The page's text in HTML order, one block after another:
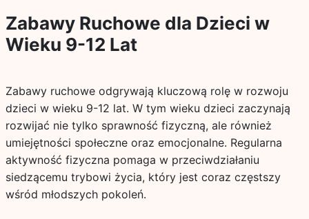
Zabawy Ruchowe dla Dzieci w
Wieku 9-12 Lat
Zabawy ruchowe odgrywają kluczową rolę w rozwoju
dzieci w wieku 9-12 lat. W tym wieku dzieci zaczynają
rozwijać nie tylko sprawność fizyczną, ale również
umiejętności społeczne oraz emocjonalne. Regularna
aktywność fizyczna pomaga w przeciwdziałaniu
siedzącemu trybowi życia, który jest coraz częstszy
wśród młodszych pokoleń.